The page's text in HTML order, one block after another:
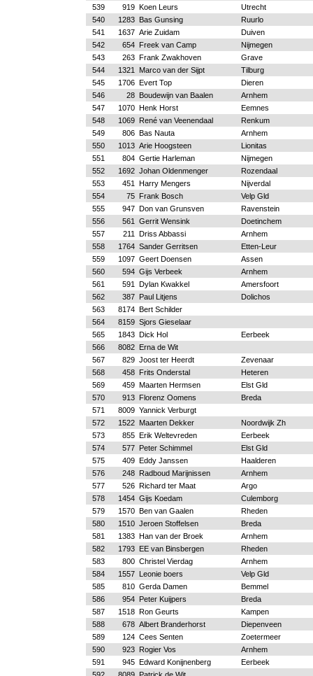
539
919 Koen Leurs
Utrecht
540
1283 Bas Gunsing
Ruurlo
541
1637 Arie Zuidam
Duiven
542
654 Freek van Camp
Nijmegen
543
263 Frank Zwakhoven
Grave
544
1321 Marco van der Sijpt
Tilburg
545
1706 Evert Top
Dieren
546
28 Boudewijn van Baalen
Arnhem
547
1070 Henk Horst
Eemnes
548
1069 René van Veenendaal
Renkum
549
806 Bas Nauta
Arnhem
550
1013 Arie Hoogsteen
Lionitas
551
804 Gertie Harleman
Nijmegen
552
1692 Johan Oldenmenger
Rozendaal
553
451 Harry Mengers
Nijverdal
554
75 Frank Bosch
Velp Gld
555
947 Don van Grunsven
Ravenstein
556
561 Gerrit Wensink
Doetinchem
557
211 Driss Abbassi
Arnhem
558
1764 Sander Gerritsen
Etten-Leur
559
1097 Geert Doensen
Assen
560
594 Gijs Verbeek
Arnhem
561
591 Dylan Kwakkel
Amersfoort
562
387 Paul Litjens
Dolichos
563
8174 Bert Schilder
564
8159 Sjors Gieselaar
565
1843 Dick Hol
Eerbeek
566
8082 Erna de Wit
567
829 Joost ter Heerdt
Zevenaar
568
458 Frits Onderstal
Heteren
569
459 Maarten Hermsen
Elst Gld
570
913 Florenz Oomens
Breda
571
8009 Yannick Verburgt
572
1522 Maarten Dekker
Noordwijk Zh
573
855 Erik Weltevreden
Eerbeek
574
577 Peter Schimmel
Elst Gld
575
409 Eddy Janssen
Haalderen
576
248 Radboud Marijnissen
Arnhem
577
526 Richard ter Maat
Argo
578
1454 Gijs Koedam
Culemborg
579
1570 Ben van Gaalen
Rheden
580
1510 Jeroen Stoffelsen
Breda
581
1383 Han van der Broek
Arnhem
582
1793 EE van Binsbergen
Rheden
583
800 Christel Vierdag
Arnhem
584
1557 Leonie boers
Velp Gld
585
810 Gerda Damen
Bemmel
586
954 Peter Kuijpers
Breda
587
1518 Ron Geurts
Kampen
588
678 Albert Branderhorst
Diepenveen
589
124 Cees Senten
Zoetermeer
590
923 Rogier Vos
Arnhem
591
945 Edward Konijnenberg
Eerbeek